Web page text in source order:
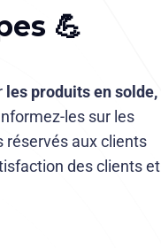
💪
les produits en solde,
les sur les
réservés aux clients
des clients et